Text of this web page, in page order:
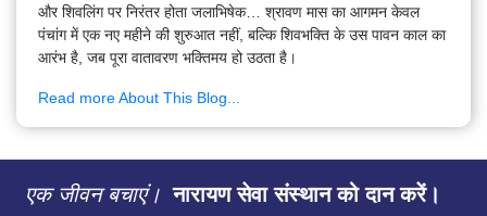
और शिवलिंग पर निरंतर होता जलाभिषेक… श्रावण मास का आगमन केवल
पंचांग में एक नए महीने की शुरुआत नहीं, बल्कि शिवभक्ति के उस पावन काल का
आरंभ है, जब पूरा वातावरण भक्तिमय हो उठता है।
Read more About This Blog...
एक जीवन बचाएं। नारायण सेवा संस्थान को दान करें।